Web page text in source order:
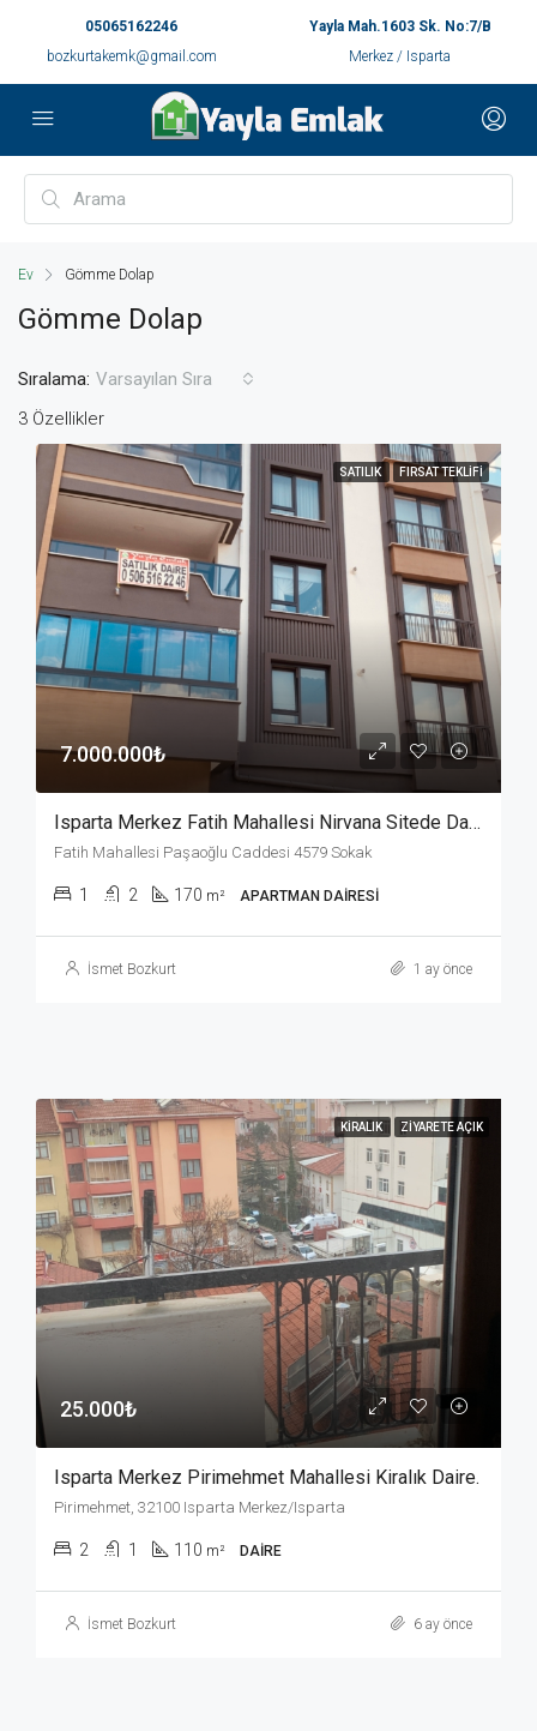
05065162246
bozkurtakemk@gmail.com
Yayla Mah.1603 Sk. No:7/B
Merkez / Isparta
Ev Gömme Dolap
Gömme Dolap
3 Özellikler
Sıralama: Varsayılan Sıra
SATILIK FIRSAT TEKLIFI
7.000.000₺
Isparta Merkez Fatih Mahallesi Nirvana Sitede Daire
Fatih Mahallesi Paşaoğlu Caddesi 4579 Sokak
1 2 170 m² APARTMAN DAIRESI
İsmet Bozkurt 1 ay önce
KIRALIK ZIYARETE AÇIK
25.000₺
Isparta Merkez Pirimehmet Mahallesi Kiralık Daire.
Pirimehmet, 32100 Isparta Merkez/Isparta
2 1 110 m² DAIRE
İsmet Bozkurt 6 ay önce